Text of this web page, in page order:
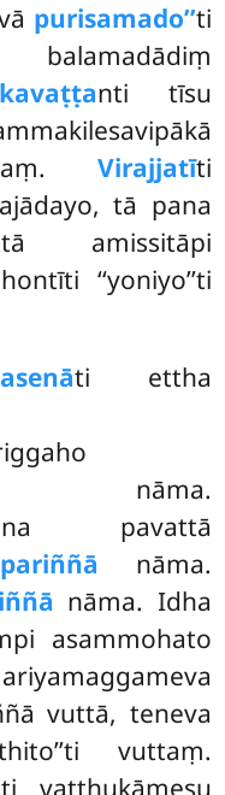
purisamado’’ti
balamadādiṃ
nti tīsu
Virajjatīti
tā pana
amissitāpi
‘‘yoniyo’’ti
ti ettha
pavattā
nāma.
nāma. Idha
asammohato
vuttā, teneva
vuttaṃ.
vatthukāmesu